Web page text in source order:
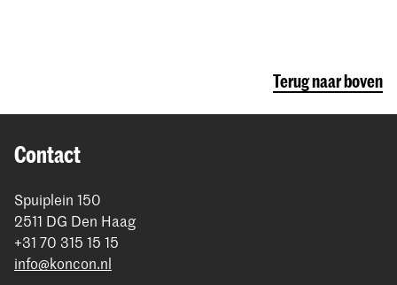
Terug naar boven
Contact
Spuiplein 150
2511 DG Den Haag
+31 70 315 15 15
info@koncon.nl